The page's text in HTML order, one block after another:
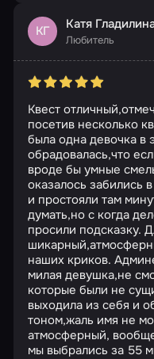
КГ Катя
Любитель
Квест
посетив несколько
была одна девочка в
обрадовалась,что
вроде бы умные
оказалось забились
и простояли там
думать,но с когда
просили подсказку.
наших криков.
милая девушка,не
которые были не
выходила из себя и
тоном,жаль имя не
атмосферный,
мы выбрались за 55